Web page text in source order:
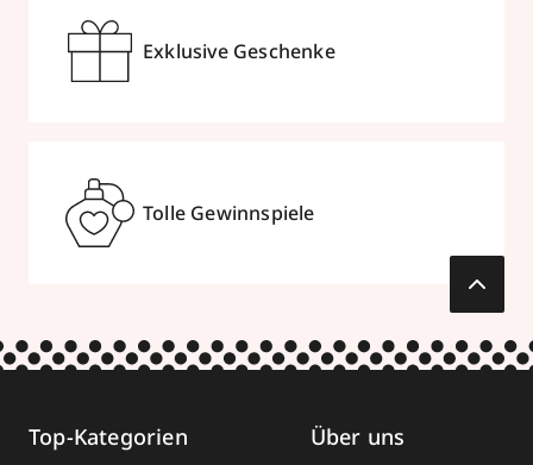
Exklusive Geschenke
Tolle Gewinnspiele
Top-Kategorien Über uns